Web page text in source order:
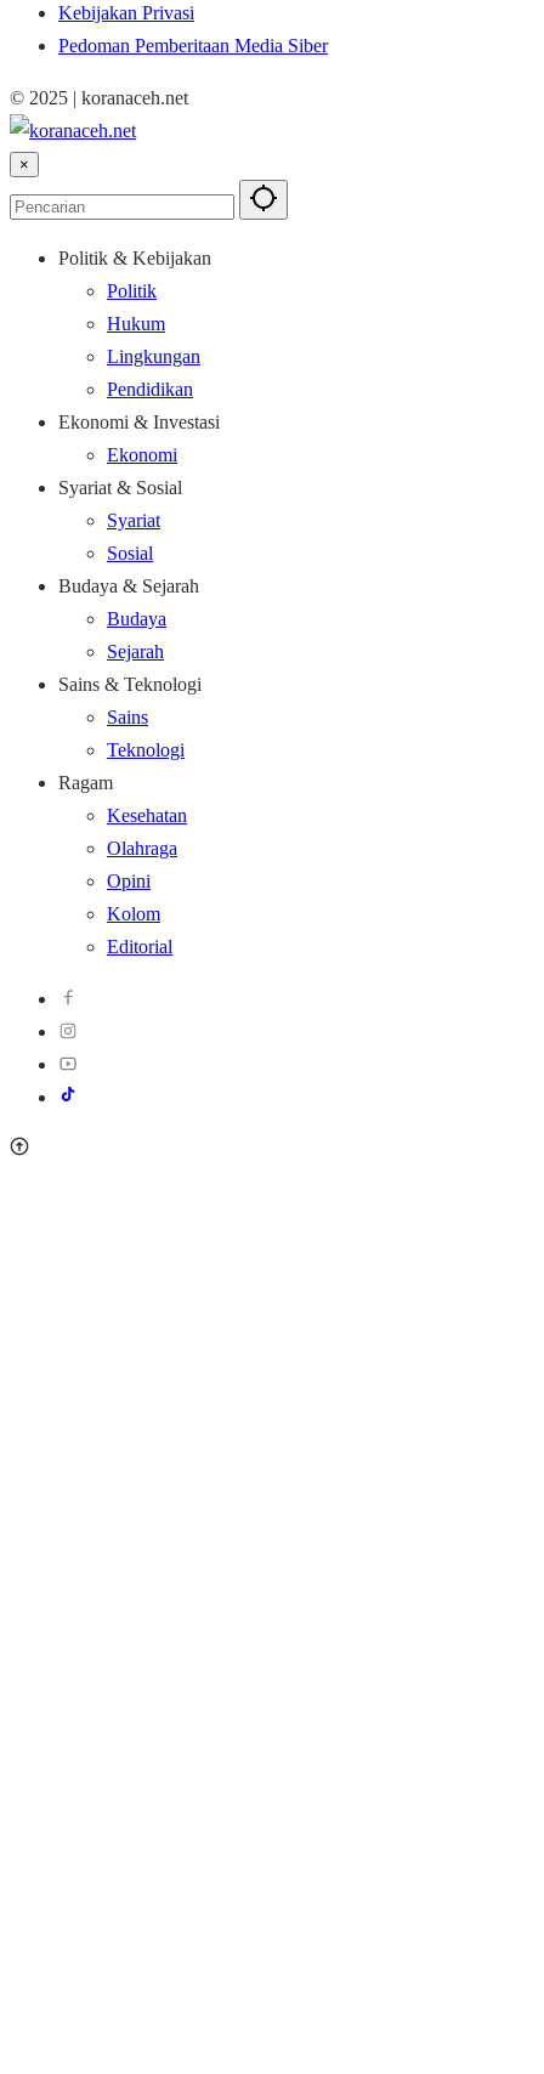
Kebijakan Privasi
Pedoman Pemberitaan Media Siber
© 2025 | koranaceh.net
×
Politik & Kebijakan
Politik
Hukum
Lingkungan
Pendidikan
Ekonomi & Investasi
Ekonomi
Syariat & Sosial
Syariat
Sosial
Budaya & Sejarah
Budaya
Sejarah
Sains & Teknologi
Sains
Teknologi
Ragam
Kesehatan
Olahraga
Opini
Kolom
Editorial